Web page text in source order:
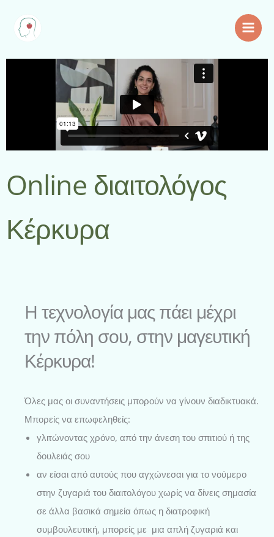
περιεχόμενο
Online διαιτολόγος
Κέρκυρα
H τεχνολογία μας πάει μέχρι
την πόλη σου, στην μαγευτική
Κέρκυρα!
Όλες μας οι συναντήσεις μπορούν να γίνουν διαδικτυακά.
Μπορείς να επωφεληθείς:
γλιτώνοντας χρόνο, από την άνεση του σπιτιού ή της
δουλειάς σου
αν είσαι από αυτούς που αγχώνεσαι για το νούμερο
στην ζυγαριά του διαιτολόγου χωρίς να δίνεις σημασία
σε άλλα βασικά σημεία όπως η διατροφική
συμβουλευτική, μπορείς με μια απλή ζυγαριά και